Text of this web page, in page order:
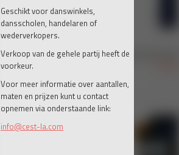
Geschikt voor danswinkels,
dansscholen, handelaren of
wederverkopers.
Verkoop van de gehele partij heeft de
voorkeur.
Voor meer informatie over aantallen,
maten en prijzen kunt u contact
opnemen via onderstaande link:
info@cest-la.com